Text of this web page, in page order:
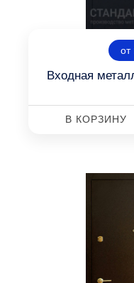
от
Входная
В КОРЗИНУ